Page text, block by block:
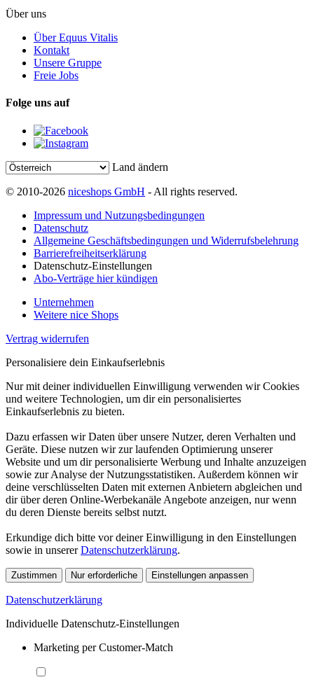
Über uns
Über Equus Vitalis
Kontakt
Unsere Gruppe
Freie Jobs
Folge uns auf
Land ändern
© 2010-2026 niceshops GmbH - All rights reserved.
Impressum und Nutzungsbedingungen
Datenschutz
Allgemeine Geschäftsbedingungen und Widerrufsbelehrung
Barrierefreiheitserklärung
Datenschutz-Einstellungen
Abo-Verträge hier kündigen
Unternehmen
Weitere nice Shops
Vertrag widerrufen
Personalisiere dein Einkaufserlebnis
Nur mit deiner individuellen Einwilligung verwenden wir Cookies
und weitere Technologien, um dir ein personalisiertes
Einkaufserlebnis zu bieten.
Dazu erfassen wir Daten über unsere Nutzer, deren Verhalten und
Geräte. Diese nutzen wir zur laufenden Optimierung unserer
Website und um dir personalisierte Werbung und Inhalte anzuzeigen
sowie zur Analyse der Nutzungsstatistiken. Außerdem können wir
deine verschlüsselten Daten mit externen Anbietern abgleichen und
dir über deren Online-Werbekanäle Angebote anzeigen, nur wenn
du deren Dienste bereits selbst nutzt.
Erkundige dich bitte vor deiner Einwilligung in den Einstellungen
sowie in unsererDatenschutzerklärung.
Zustimmen Nur erforderliche Einstellungen anpassen
Datenschutzerklärung
Individuelle Datenschutz-Einstellungen
Marketing per Customer-Match